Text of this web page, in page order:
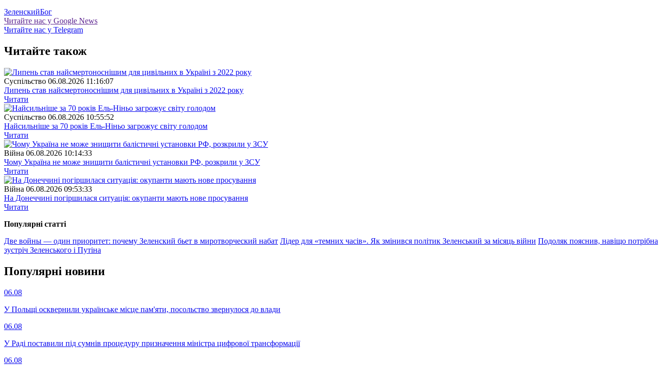
ЗеленскийБог
Читайте нас у Google News
Читайте нас у Telegram
Читайте також
Суспiльство 06.08.2026 11:16:07
Липень став найсмертоноснішим для цивільних в Україні з 2022 року
Читати
Суспiльство 06.08.2026 10:55:52
Найсильніше за 70 років Ель-Ніньо загрожує світу голодом
Читати
Війна 06.08.2026 10:14:33
Чому Україна не може знищити балістичні установки РФ, розкрили у ЗСУ
Читати
Війна 06.08.2026 09:53:33
На Донеччині погіршилася ситуація: окупанти мають нове просування
Читати
Популярнi статтi
Две войны — один приоритет: почему Зеленский бьет в миротворческий набат Лідер для «темних часів». Як змінився політик Зеленський за місяць війни Подоляк пояснив, навіщо потрібна
зустріч Зеленського і Путіна
Популярнi новини
06.08
У Польщі осквернили українське місце пам'яти, посольство звернулося до влади
06.08
У Раді поставили під сумнів процедуру призначення міністра цифрової трансформації
06.08